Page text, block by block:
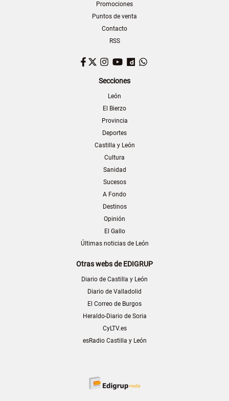
Promociones
Puntos de venta
Contacto
RSS
Facebook
TwitterInstagram
YouTubeDailymotion
Secciones
León
El Bierzo
Provincia
Deportes
Castilla y León
Cultura
Sanidad
Sucesos
A Fondo
Destinos
Opinión
El Gallo
Últimas noticias de León
Otras webs de EDIGRUP
Diario de Castilla y León
Diario de Valladolid
El Correo de Burgos
Heraldo-Diario de Soria
CyLTV.es
esRadio Castilla y León